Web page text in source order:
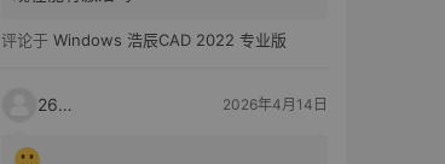
评论于 Windows 浩辰CAD 2022 专业版
2603 2026年4月14日